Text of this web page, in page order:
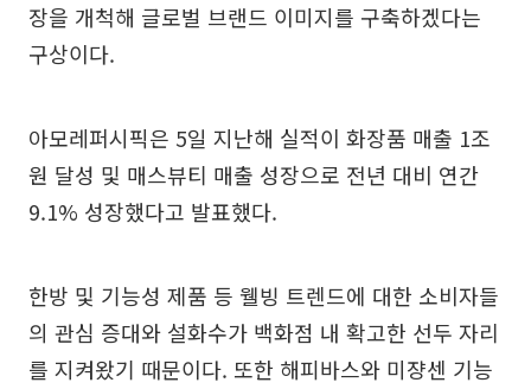
장을 개척해 글로벌 브랜드 이미지를 구축하겠다는
구상이다.
아모레퍼시픽은 5일 지난해 실적이 화장품 매출 1조
원 달성 및 매스뷰티 매출 성장으로 전년 대비 연간
9.1% 성장했다고 발표했다.
한방 및 기능성 제품 등 웰빙 트렌드에 대한 소비자들
의 관심 증대와 설화수가 백화점 내 확고한 선두 자리
를 지켜왔기 때문이다. 또한 해피바스와 미쟝센 기능